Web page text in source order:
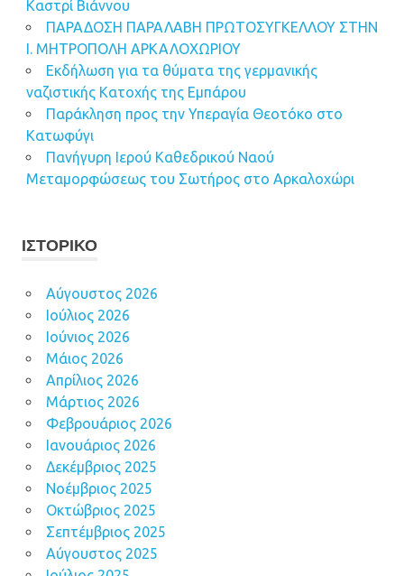
Καστρί Βιάννου
ΠΑΡΑΔΟΣΗ ΠΑΡΑΛΑΒΗ ΠΡΩΤΟΣΥΓΚΕΛΛΟΥ ΣΤΗΝ
Ι. ΜΗΤΡΟΠΟΛΗ ΑΡΚΑΛΟΧΩΡΙΟΥ
Εκδήλωση για τα θύματα της γερμανικής
ναζιστικής Κατοχής της Εμπάρου
Παράκληση προς την Υπεραγία Θεοτόκο στο
Κατωφύγι
Πανήγυρη Ιερού Καθεδρικού Ναού
Μεταμορφώσεως του Σωτήρος στο Αρκαλοχώρι
ΙΣΤΟΡΙΚΌ
Αύγουστος 2026
Ιούλιος 2026
Ιούνιος 2026
Μάιος 2026
Απρίλιος 2026
Μάρτιος 2026
Φεβρουάριος 2026
Ιανουάριος 2026
Δεκέμβριος 2025
Νοέμβριος 2025
Οκτώβριος 2025
Σεπτέμβριος 2025
Αύγουστος 2025